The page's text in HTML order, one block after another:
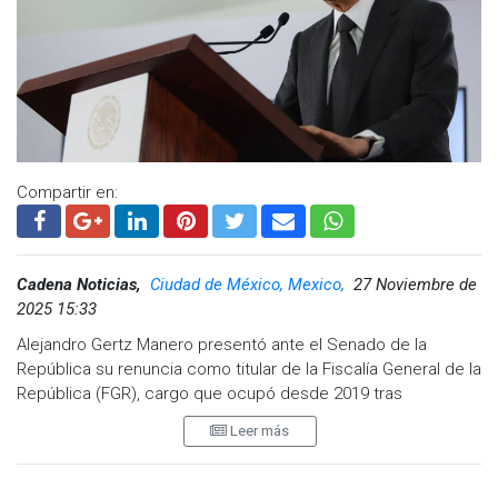
@cadenanoticiasmx | Instagram:
@cadenanoticiasmx| TikTok:@CadenaNoticias
Whatsapp:@CadenaNoticias | Telegram: @CadenaNoticias
Compartir en:
Cadena Noticias, Ciudad de México, Mexico, 27 Noviembre de
2025 15:33
Alejandro Gertz Manero presentó ante el Senado de la
República su renuncia como titular de la Fiscalía General de la
República (FGR), cargo que ocupó desde 2019 tras
convertirse en el primer fiscal de la República bajo el nuevo
modelo de justicia penal.
Leer más